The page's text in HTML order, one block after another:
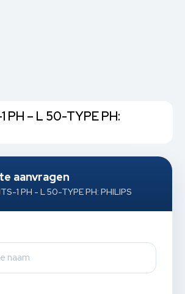
PH – L 50-TYPE PH:
aanvragen
1 PH - L 50-TYPE PH: PHILIPS